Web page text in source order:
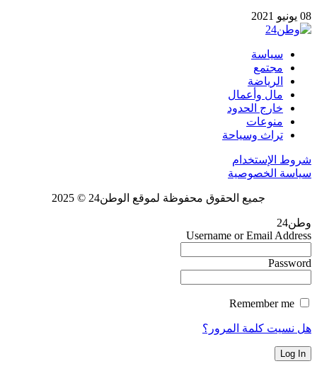
08 يونيو 2021
سياسة
مجتمع
الرياضة
مال وأعمال
خارج الحدود
منوعات
تراث وسياحة
شروط الإستخدام
سياسة الخصوصية
جميع الحقوق محفوظة لموقع الوطن24 © 2025
وطن24
Username or Email Address
Password
هل نسيت كلمة المرور؟